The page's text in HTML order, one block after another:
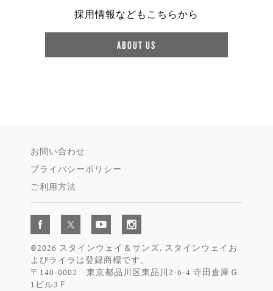
採用情報などもこちらから
ABOUT US
お問い合わせ
プライバシーポリシー
ご利用方法
©2026 スタインウェイ＆サンズ. スタインウェイお
よびライラは登録商標です。
〒140-0002 東京都品川区東品川2-6-4 寺田倉庫Ｇ
1ビル3Ｆ